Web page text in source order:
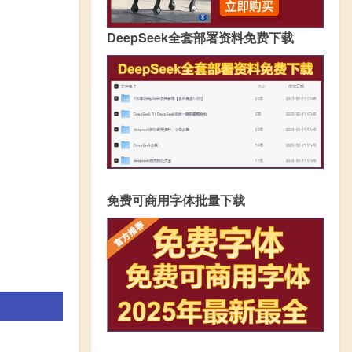
DeepSeek全套部署资料免费下载
免费可商用字体批量下载